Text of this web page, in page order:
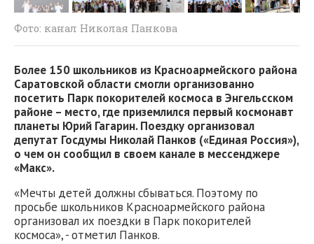
Фото: канал Николая Панкова
Более 150 школьников из Красноармейского района
Саратовской области смогли организованно
посетить Парк покорителей космоса в Энгельсском
районе – место, где приземлился первый космонавт
планеты Юрий Гагарин. Поездку организовал
депутат Госдумы Николай Панков («Единая Россия»),
о чем он сообщил в своем канале в мессенджере
«Макс».
«Мечты детей должны сбываться. Поэтому по
просьбе школьников Красноармейского района
организовал их поездки в Парк покорителей
космоса», - отметил Панков.